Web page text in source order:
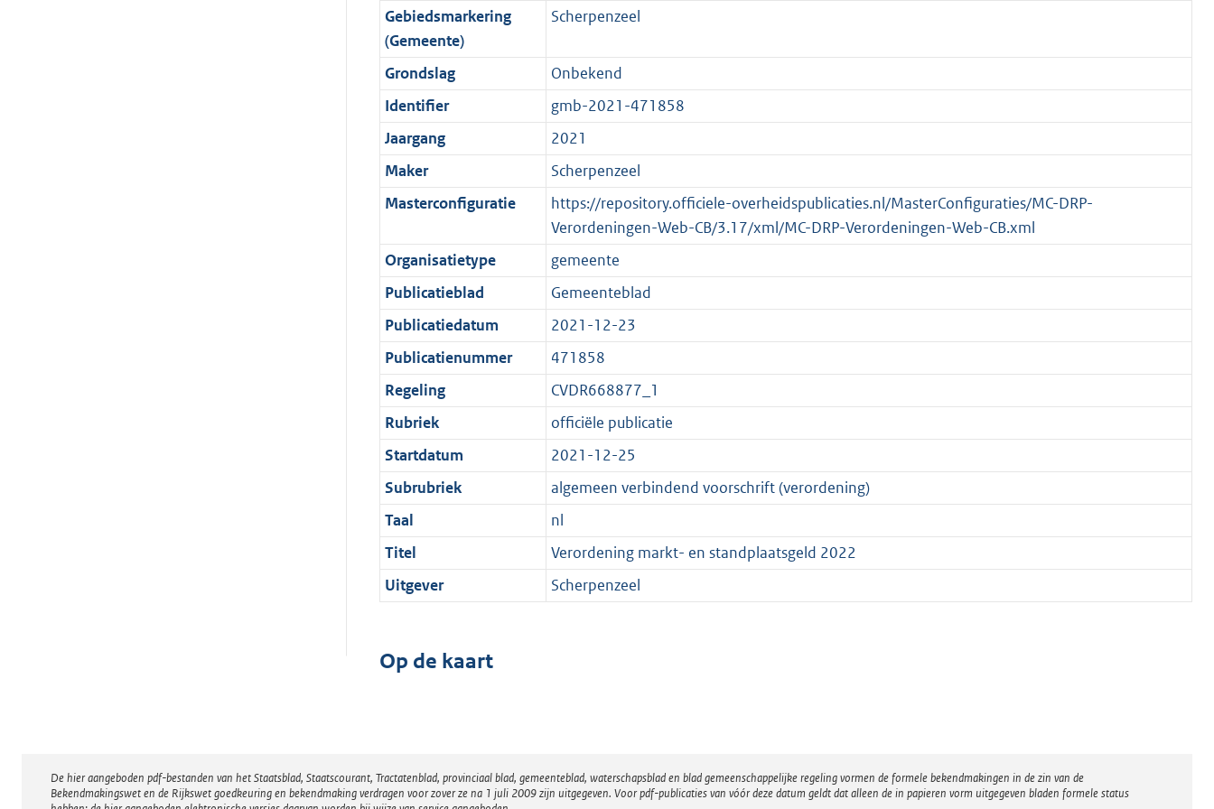
o
r
m
a
a
t
f
o
r
m
a
a
t
n
f
o
r
m
a
a
t
i
n
f
o
r
m
a
a
K
b
o
t
e
:
2
K
b
o
t
t
e
2
K
b
Gebiedsmarkering
(Gemeente)
Scherpenzeel
Grondslag
Onbekend
Identifier
gmb-2021-471858
Jaargang
2021
Maker
Scherpenzeel
Masterconfiguratie
https://repository.officiele-overheidspublicaties.nl/MasterConfiguraties/MC-DRP-
Verordeningen-Web-CB/3.17/xml/MC-DRP-Verordeningen-Web-CB.xml
Organisatietype
gemeente
Publicatieblad
Gemeenteblad
Publicatiedatum
2021-12-23
Publicatienummer
471858
Regeling
CVDR668877_1
Rubriek
officiële publicatie
Startdatum
2021-12-25
Subrubriek
algemeen verbindend voorschrift (verordening)
Taal
nl
Titel
Verordening markt- en standplaatsgeld 2022
Uitgever
Scherpenzeel
Op de kaart
Disclaimer
De hier aangeboden pdf-bestanden van het Staatsblad, Staatscourant, Tractatenblad, provinciaal blad, gemeenteblad, waterschapsblad en blad gemeenschappelijke regeling vormen de formele bekendmakingen in de zin van de
Bekendmakingswet en de Rijkswet goedkeuring en bekendmaking verdragen voor zover ze na 1 juli 2009 zijn uitgegeven. Voor pdf-publicaties van vóór deze datum geldt dat alleen de in papieren vorm uitgegeven bladen formele status